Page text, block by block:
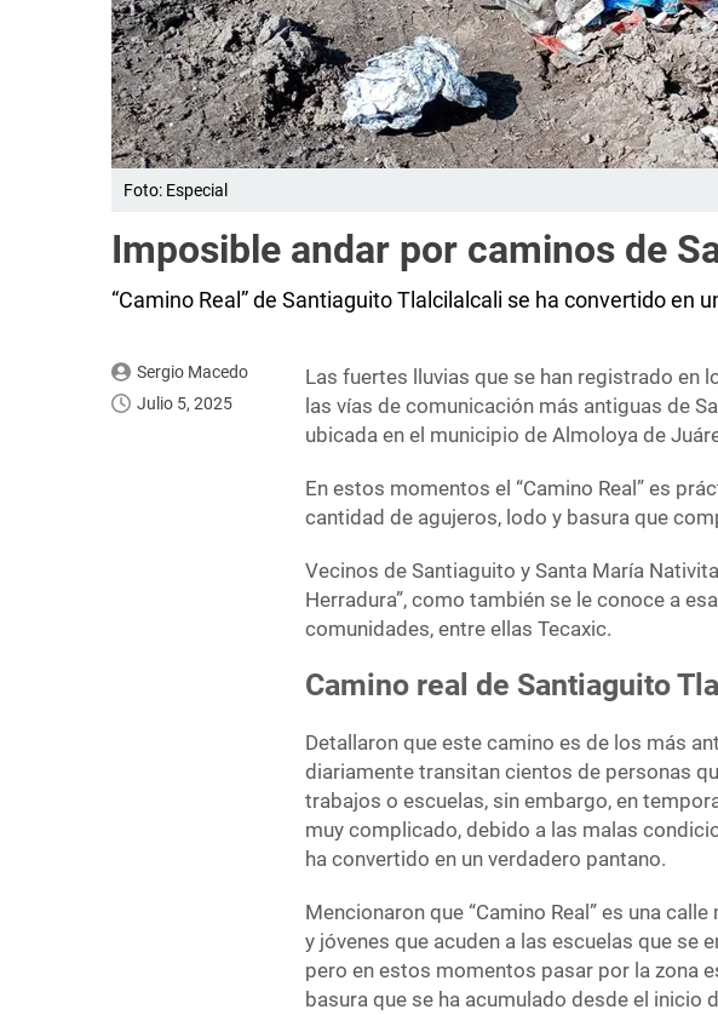
Foto: Especial
Imposible andar por caminos de
“Camino Real” de Santiaguito Tlalcilalcali se ha convertido en
Sergio Macedo
Julio 5, 2025
Las fuertes lluvias que se han registrado en
las vías de comunicación más antiguas de
ubicada en el municipio de Almoloya de
En estos momentos el “Camino Real” es
cantidad de agujeros, lodo y basura que
Vecinos de Santiaguito y Santa María
Herradura”, como también se le conoce a
comunidades, entre ellas Tecaxic.
Camino real de Santiaguito
Detallaron que este camino es de los más
diariamente transitan cientos de personas
trabajos o escuelas, sin embargo, en
muy complicado, debido a las malas
ha convertido en un verdadero pantano.
Mencionaron que “Camino Real” es una
y jóvenes que acuden a las escuelas que se
pero en estos momentos pasar por la zona
basura que se ha acumulado desde el inicio